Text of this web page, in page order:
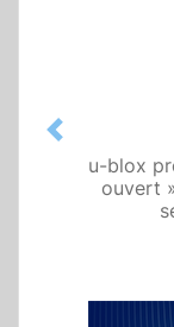
u-blox
ouvert
Previous